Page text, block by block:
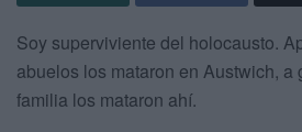
Soy superviviente del holocausto.
abuelos los mataron en Austwich, a
familia los mataron ahí.